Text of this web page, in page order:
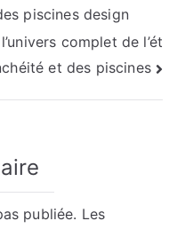
piscines design
complet de l’ét
et des piscines
publiée. Les